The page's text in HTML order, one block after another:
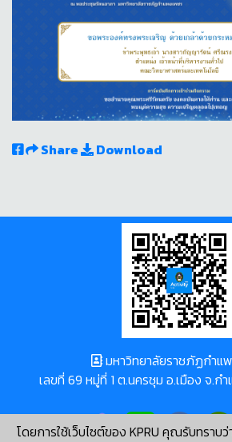
Share
Download
โดยการใช้เว็บไซต์ของ KPRU คุณรับทราบ
มหาวิทยาลัยราชภัฏกำแ
เลขที่ 69 หมู่ที่ 1 ต.นครชุม อ.เมือง จ.ก